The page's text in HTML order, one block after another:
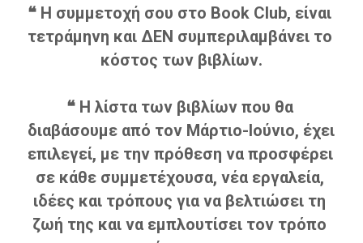
❝ Η συμμετοχή σου στο Book Club, είναι
τετράμηνη και ΔΕΝ συμπεριλαμβάνει το
κόστος των βιβλίων.
❝ Η λίστα των βιβλίων που θα
διαβάσουμε από τον Μάρτιο-Ιούνιο, έχει
επιλεγεί, με την πρόθεση να προσφέρει
σε κάθε συμμετέχουσα, νέα εργαλεία,
ιδέες και τρόπους για να βελτιώσει τη
ζωή της και να εμπλουτίσει τον τρόπο